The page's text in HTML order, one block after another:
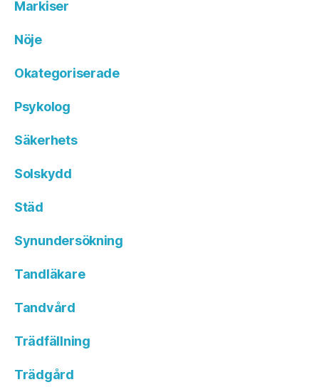
Markiser
Nöje
Okategoriserade
Psykolog
Säkerhets
Solskydd
Städ
Synundersökning
Tandläkare
Tandvård
Trädfällning
Trädgård